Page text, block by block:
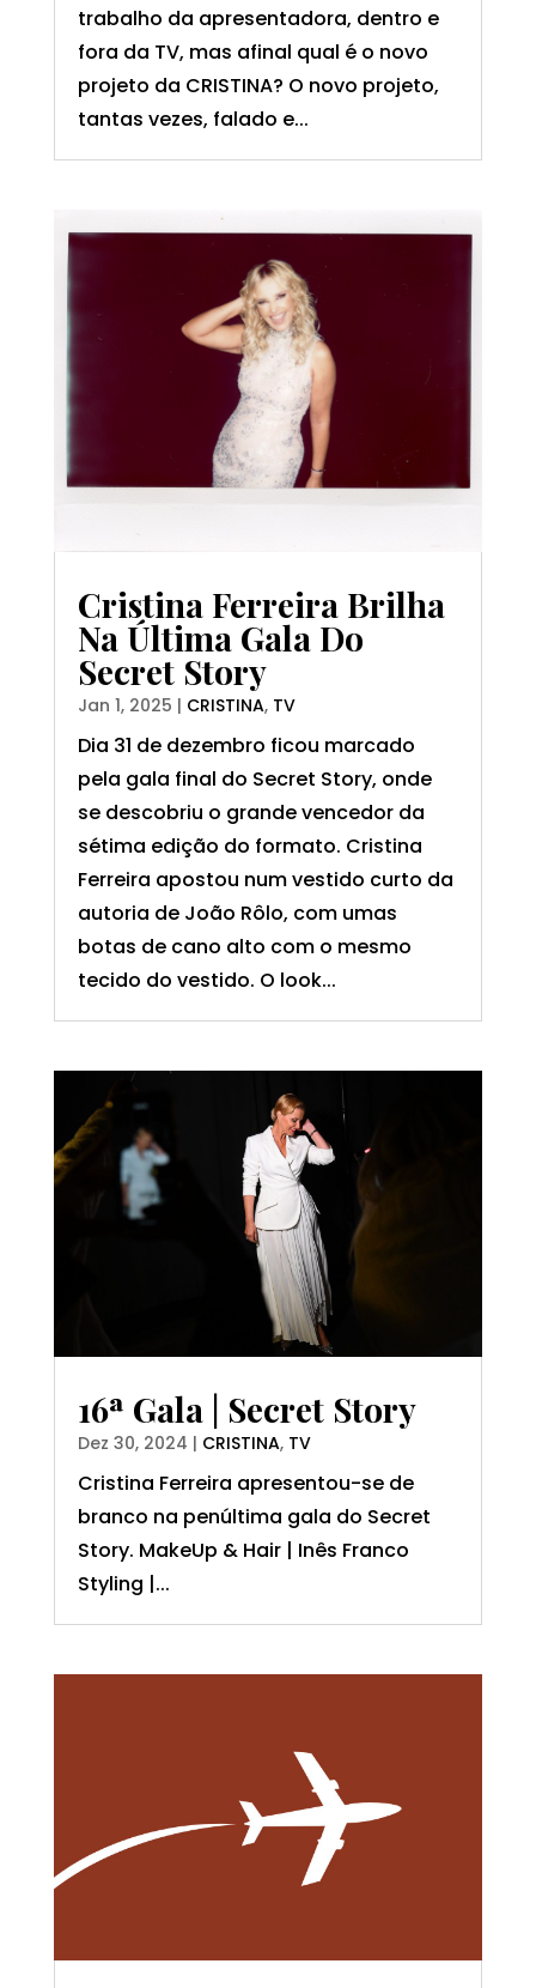
trabalho da apresentadora, dentro e
fora da TV, mas afinal qual é o novo
projeto da CRISTINA? O novo projeto,
tantas vezes, falado e...
Cristina Ferreira Brilha
Na Última Gala Do
Secret Story
Jan 1, 2025 | CRISTINA, TV
Dia 31 de dezembro ficou marcado
pela gala final do Secret Story, onde
se descobriu o grande vencedor da
sétima edição do formato. Cristina
Ferreira apostou num vestido curto da
autoria de João Rôlo, com umas
botas de cano alto com o mesmo
tecido do vestido. O look...
16ª Gala | Secret Story
Dez 30, 2024 | CRISTINA, TV
Cristina Ferreira apresentou-se de
branco na penúltima gala do Secret
Story. MakeUp & Hair | Inês Franco
Styling |...